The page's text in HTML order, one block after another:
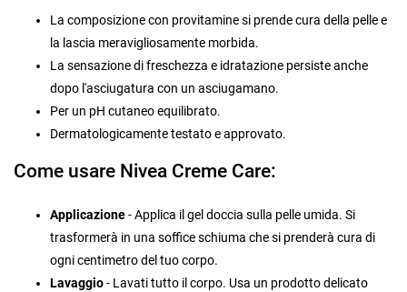
La composizione con provitamine si prende cura della pelle e
la lascia meravigliosamente morbida.
La sensazione di freschezza e idratazione persiste anche
dopo l'asciugatura con un asciugamano.
Per un pH cutaneo equilibrato.
Dermatologicamente testato e approvato.
Come usare Nivea Creme Care:
Applicazione- Applica il gel doccia sulla pelle umida. Si
trasformerà in una soffice schiuma che si prenderà cura di
ogni centimetro del tuo corpo.
Lavaggio- Lavati tutto il corpo. Usa un prodotto delicato